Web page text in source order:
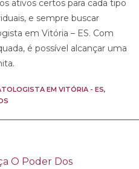
ativos certos para cada tipo
e sempre buscar
em Vitória – ES. Com
é possível alcançar uma
EM VITÓRIA - ES,
O Poder Dos